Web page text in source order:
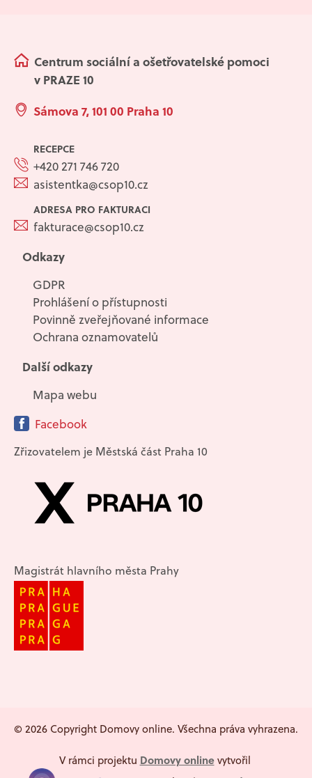
Centrum sociální a ošetřovatelské pomoci
v PRAZE 10
Sámova 7, 101 00 Praha 10
RECEPCE
+420 271 746 720
asistentka@csop10.cz
ADRESA PRO FAKTURACI
fakturace@csop10.cz
Odkazy
GDPR
Prohlášení o přístupnosti
Povinně zveřejňované informace
Ochrana oznamovatelů
Další odkazy
Mapa webu
Facebook
Zřizovatelem je Městská část Praha 10
Magistrát hlavního města Prahy
© 2026 Copyright Domovy online. Všechna práva vyhrazena.
V rámci projektu Domovy onlinevytvořil